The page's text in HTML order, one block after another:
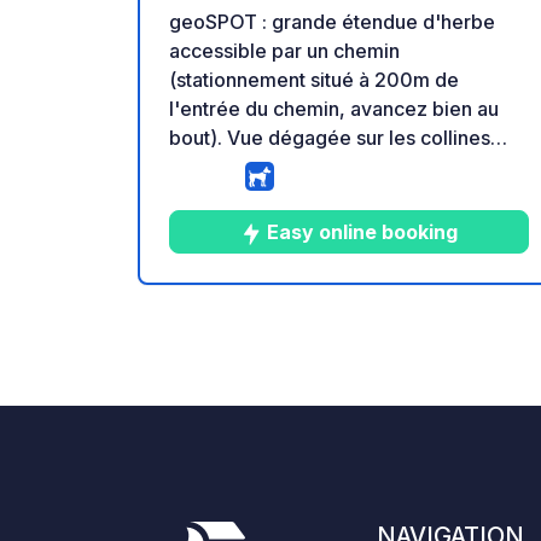
geoSPOT : grande étendue d'herbe
accessible par un chemin
(stationnement situé à 200m de
l'entrée du chemin, avancez bien au
bout). Vue dégagée sur les collines
verdoyantes. Les vaches présentes ne
sont pas là en permanence (suivant la
saison). Rappel : - Pensez à enregistrer
le geoCode à votre arrivée - Mon
véhicule est équipé de sanitaires - ⚠️
Easy online booking